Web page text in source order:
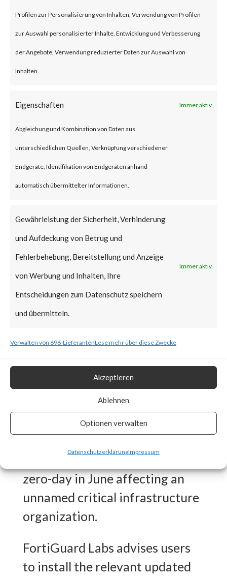
Profilen zur Personalisierung von Inhalten, Verwendung von Profilen
zur Auswahl personalisierter Inhalte, Entwicklung und Verbesserung
der Angebote, Verwendung reduzierter Daten zur Auswahl von
Inhalten.
Eigenschaften Immer aktiv
Abgleichung und Kombination von Daten aus
unterschiedlichen Quellen, Verknüpfung verschiedener
Endgeräte, Identifikation von Endgeräten anhand
automatisch übermittelter Informationen.
Gewährleistung der Sicherheit, Verhinderung
und Aufdeckung von Betrug und
Fehlerbehebung, Bereitstellung und Anzeige
von Werbung und Inhalten, Ihre
Entscheidungen zum Datenschutz speichern
und übermitteln.
Immer aktiv
Verwalten von 696-LieferantenLese mehr über diese Zwecke
Akzeptieren
Ablehnen
Optionen verwalten
DatenschutzerklärungImpressum
To be vulnerable, those products
gateway or as an
authentication, authorization
and auditing (AAA) virtual
server. The advisory also states
that Citrix managed servers are
is required.
Why is this Significant?
This is significant because the
Citrix advisory acknowledged
exploited in the wild. Also, CISA
added the vulnerability to the
Known Exploited Vulnerabilities
Catalog on July 19th, 2023.
CISA released an advisory on
vulnerability was exploited as a
zero-day in June affecting an
unnamed critical infrastructure
organization.
FortiGuard Labs advises users
to install the relevant updated